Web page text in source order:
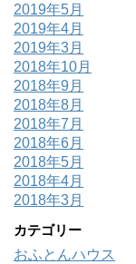
2019年5月
2019年4月
2019年3月
2018年10月
2018年9月
2018年8月
2018年7月
2018年6月
2018年5月
2018年4月
2018年3月
カテゴリー
おふとんハウス